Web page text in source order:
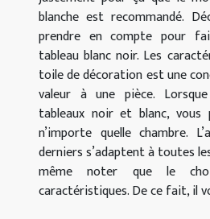
blanche est recommandé.
prendre en compte pour
tableau blanc noir. Les
toile de décoration est une
valeur à une pièce.
tableaux noir et blanc, vous
n’importe quelle chambre.
derniers s’adaptent à toutes
même noter que le
caractéristiques. De ce fait, il